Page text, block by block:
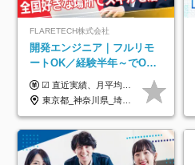
FLARETECH株式会社
開発エンジニア｜フルリモ
ートOK／経験半年～でOK
／実質還元率80～90%／前
給保証／AI系など最先端案
件多数
☑︎ 直近実績、月平均17,000円の昇給 ☑︎ 前職給与100%保証 ☑︎ 実質還元率80～90% ☑︎ 待機時も給与は満額支給 月給35万円～70万円＋交通費など各種手当 ※想定年収：4,200,000円～10,560,000円 ※経験・能力等を考慮の上で決定します。 ※上記金額には、みなし残業手当（50時間分・104,000円～212,000円）を含みます。超過分は別途追加支給します。 ┗残業時間は月平均10時間、多い時でも20時間程度と安定しております ★単価連動型の給与体系ではないため、万が一待機になってもその間の給与は満額支給しています。 ＜1年間の昇給事例をご紹介！＞ ・20代/フロントエンドエンジニア：月給274,000円→月給362,000円（＋88,000円/月） ・20代/iOSエンジニア：月給237,000円→月給287,000円（＋50,000円/月） ・20代/Androidエンジニア：月給316,000円→月給374,000円（＋58,000円/月） ・30代/Javaエンジニア（上流）：月給340,000円→月給418,000円（＋78,000円/月） ・30代/PMO：月給340,000円→月給418,000円（＋78,000円/月）
東京都_神奈川県_埼玉県_千葉県_大阪府_愛知県_北海道_青森県_岩手県_宮城県_秋田県_山形県_福島県_茨城県_栃木県_群馬県_新潟県_山梨県_長野県_富山県_石川県_福井県_静岡県_岐阜県_三重県_兵庫県_京都府_滋賀県_奈良県_和歌山県_広島県_岡山県_鳥取県_島根県_山口県_徳島県_香川県_愛媛県_高知県_福岡県_熊本県_佐賀県_長崎県_大分県_宮崎県_鹿児島県_沖縄県